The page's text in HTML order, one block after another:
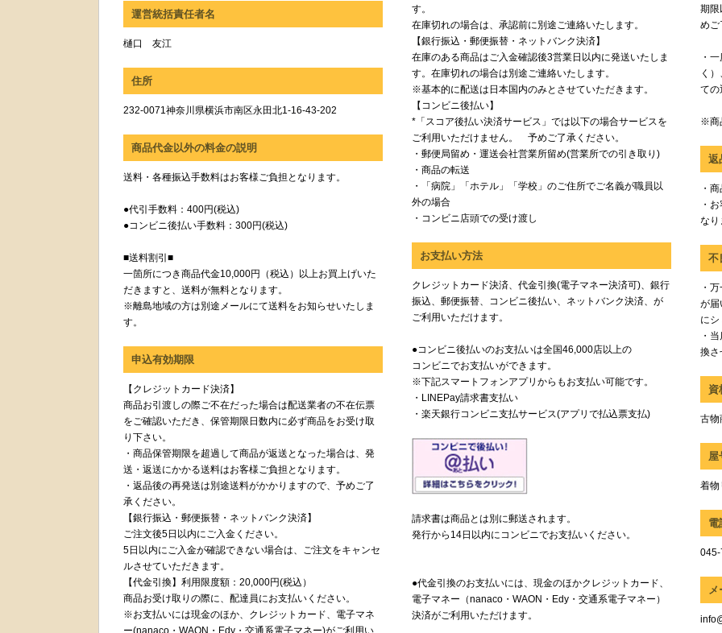
運営統括責任者名
樋口 友江
住所
232-0071神奈川県横浜市南区永田北1-16-43-202
商品代金以外の料金の説明
送料・各種振込手数料はお客様ご負担となります。
●代引手数料：400円(税込)
●コンビニ後払い手数料：300円(税込)
■送料割引■
一箇所につき商品代金10,000円（税込）以上お買上げいた
だきますと、送料が無料となります。
※離島地域の方は別途メールにて送料をお知らせいたしま
す。
申込有効期限
【クレジットカード決済】
商品お引渡しの際ご不在だった場合は配送業者の不在伝票
をご確認いただき、保管期限日数内に必ず商品をお受け取
り下さい。
・商品保管期限を超過して商品が返送となった場合は、発
送・返送にかかる送料はお客様ご負担となります。
・返品後の再発送は別途送料がかかりますので、予めご了
承ください。
【銀行振込・郵便振替・ネットバンク決済】
ご注文後5日以内にご入金ください。
5日以内にご入金が確認できない場合は、ご注文をキャンセ
ルさせていただきます。
【代金引換】利用限度額：20,000円(税込）
商品お受け取りの際に、配達員にお支払いください。
※お支払いには現金のほか、クレジットカード、電子マネ
す。
在庫切れの場合は、承認前に別途ご連絡いたします。
【銀行振込・郵便振替・ネットバンク決済】
在庫のある商品はご入金確認後3営業日以内に発送いたしま
す。在庫切れの場合は別途ご連絡いたします。
※基本的に配送は日本国内のみとさせていただきます。
【コンビニ後払い】
*「スコア後払い決済サービス」では以下の場合サービスを
ご利用いただけません。 予めご了承ください。
・郵便局留め・運送会社営業所留め(営業所での引き取り)
・商品の転送
・「病院」「ホテル」「学校」のご住所でご名義が職員以
外の場合
・コンビニ店頭での受け渡し
お支払い方法
クレジットカード決済、代金引換(電子マネー決済可)、銀行
振込、郵便振替、コンビニ後払い、ネットバンク決済、が
ご利用いただけます。
●コンビニ後払いのお支払いは全国46,000店以上の
コンビニでお支払いができます。
※下記スマートフォンアプリからもお支払い可能です。
・LINEPay請求書支払い
・楽天銀行コンビニ支払サービス(アプリで払込票支払)
請求書は商品とは別に郵送されます。
発行から14日以内にコンビニでお支払いください。
●代金引換のお支払いには、現金のほかクレジットカード、
電子マネー（nanaco・WAON・Edy・交通系電子マネー）
決済がご利用いただけます。
期限
めご
・
く
ての
※商
返
・
・
なり
不
・
が届
に
・
換さ
資
古
屋
着物
電
メ